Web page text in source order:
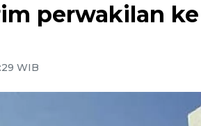
perwakilan
WIB